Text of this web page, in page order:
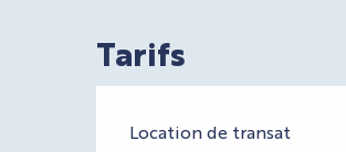
Tarifs
Tarifs 2026
Location de transat